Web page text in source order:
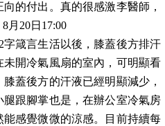
的付出。真的很感激李醫師，
月20日17:00
箴言生活以後，膝蓋後方排汗
開冷氣風扇的室內，可明顯看
蓋後方的汗液已經明顯減少，
跟腳掌也是，在辦公室冷氣房
感覺微微的涼感。目前持續每